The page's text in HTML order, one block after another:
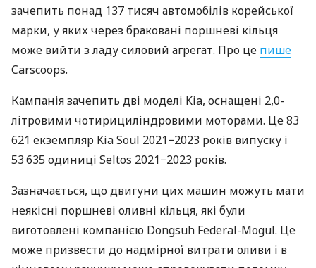
зачепить понад 137 тисяч автомобілів корейської
марки, у яких через браковані поршневі кільця
може вийти з ладу силовий агрегат. Про це пише
Carscoops.
Кампанія зачепить дві моделі Kia, оснащені 2,0-
літровими чотирициліндровими моторами. Це 83
621 екземпляр Kia Soul 2021−2023 років випуску і
53 635 одиниці Seltos 2021−2023 років.
Зазначається, що двигуни цих машин можуть мати
неякісні поршневі оливні кільця, які були
виготовлені компанією Dongsuh Federal-Mogul. Це
може призвести до надмірної витрати оливи і в